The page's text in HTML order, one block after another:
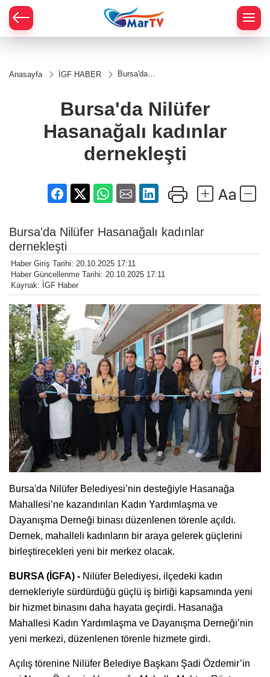
Anasayfa İGF HABER
Bursa'da
kadınlar
dernekleşti
Bursa'da Nilüfer
Hasanağalı kadınlar
dernekleşti
Bursa'da Nilüfer Hasanağalı kadınlar
dernekleşti
Haber Giriş Tarihi: 20.10.2025 17:11
Haber Güncellenme Tarihi: 20.10.2025 17:11
Kaynak: İGF Haber
Bursa'da Nilüfer Belediyesi’nin desteğiyle Hasanağa
Mahallesi’ne kazandırılan Kadın Yardımlaşma ve
Dayanışma Derneği binası düzenlenen törenle açıldı.
Dernek, mahalleli kadınların bir araya gelerek güçlerini
birleştirecekleri yeni bir merkez olacak.
BURSA (İGFA) - Nilüfer Belediyesi, ilçedeki kadın
dernekleriyle sürdürdüğü güçlü iş birliği kapsamında yeni
bir hizmet binasını daha hayata geçirdi. Hasanağa
Mahallesi Kadın Yardımlaşma ve Dayanışma Derneği’nin
yeni merkezi, düzenlenen törenle hizmete girdi.
Açılış törenine Nilüfer Belediye Başkanı Şadi Özdemir’in